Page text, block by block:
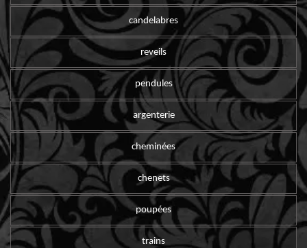
candelabres
reveils
pendules
argenterie
cheminées
chenets
poupées
trains